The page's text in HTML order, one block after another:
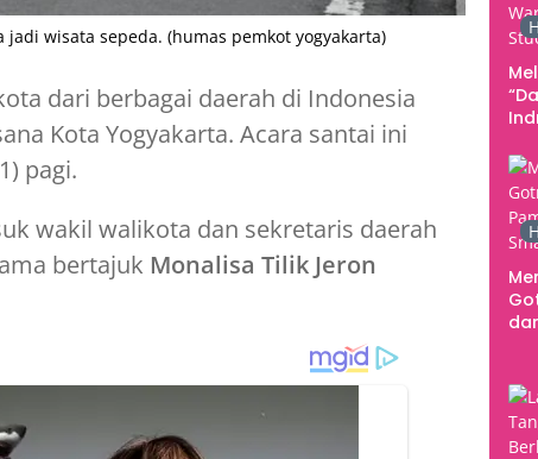
jadi wisata sepeda. (humas pemkot yogyakarta)
dari berbagai daerah di Indonesia
Kota Yogyakarta. Acara santai ini
pagi.
wakil walikota dan sekretaris daerah
bertajuk Monalisa Tilik Jeron